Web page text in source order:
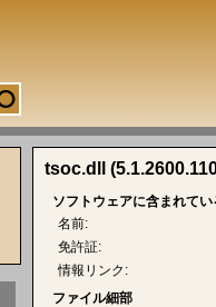
tsoc.dll
ソフトウェアに含まれてい
名前:
免許証:
情報リンク:
ファイル細部